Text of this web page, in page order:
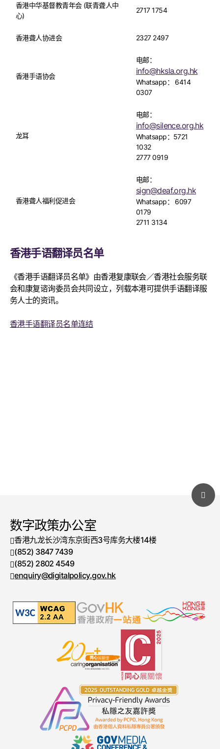
香港中华基督教青年会 (联青聋人中
心)
2717 1754
香港聋人协进会 2327 2497
香港手语协会
电邮：
info@hksla.org.hk
Whatsapp： 6414
0307
龙耳
电邮：
info@silence.org.hk
Whatsapp：5721
1032
2777 0919
香港聋人福利促进会
电邮：
sign@deaf.org.hk
Whatsapp： 6097
0179
2711 3134
香港手语翻译员名单
《香港手语翻译员名单》由香港复康联会／香港社会服务联
会和康复谘询委员会共同设立，列载本港可提供手语翻译服
务人士的资讯。
香港手语翻译员名单连结
数字政策办公室
香港九龙长沙湾东京街西3号库务大楼14楼
电话号码
(852) 3847 7439
传真号码
(852) 2802 4549
enquiry@digitalpolicy.gov.hk